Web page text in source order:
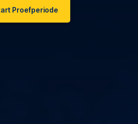
Proefperiode